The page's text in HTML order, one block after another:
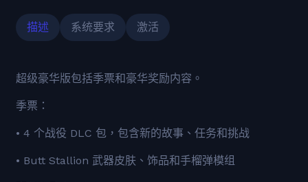
描述 系统要求 激活
超级豪华版包括季票和豪华奖励内容。
季票：
• 4 个战役 DLC 包，包含新的故事、任务和挑战
• Butt Stallion 武器皮肤、饰品和手榴弹模组